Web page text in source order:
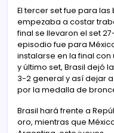
El tercer set fue para
empezaba a costar
final se llevaron el set
episodio fue para
instalarse en la final con
y último set, Brasil dejó
3-2 general y así dejar
por la medalla de
Brasil hará frente a
oro, mientras que